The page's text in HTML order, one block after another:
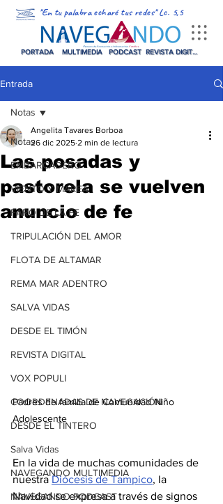
"En tu palabra echaré tus redes" Lc. 5,5
PORTADA MULTIMEDIA PODCAST REVISTA DIGITAL
Entrada
Notas
EMBARCADERO
VIENTO Y MAREA
FARO DE LA FE
TRIPULACIÓN DEL AMOR
FLOTA DE ALTAMAR
REMA MAR ADENTRO
SALVA VIDAS
DESDE EL TIMÓN
REVISTA DIGITAL
VOX POPULI
COORDENADAS DE NAVEGACIÓN
DESDE EL TINTERO
Salva Vidas
NAVEGANDO MULTIMEDIA
NAVEGANDO PODCAST
Notas
Las posadas y
pastorela se vuelven
anuncio de fe
Angelita Tavares Borboa
26 dic 2025 2 min de lectura
Padres de familia de Comunidad Niño
Adolescente
En la vida de muchas comunidades de
nuestra Diócesis de Tampico, la
Navidad se expresa a través de signos